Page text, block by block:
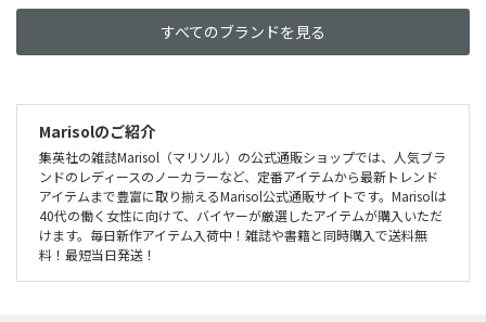
すべてのブランドを見る
Marisolのご紹介
集英社の雑誌Marisol（マリソル）の公式通販ショップでは、人気ブラ
ンドのレディースのノーカラーなど、定番アイテムから最新トレンド
アイテムまで豊富に取り揃えるMarisol公式通販サイトです。Marisolは
40代の働く女性に向けて、バイヤーが厳選したアイテムが購入いただ
けます。毎日新作アイテム入荷中！雑誌や書籍と同時購入で送料無
料！最短当日発送！